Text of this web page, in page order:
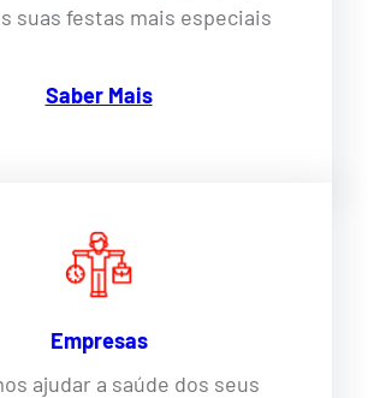
suas festas mais especiais
Saber Mais
Empresas
ajudar a saúde dos seus